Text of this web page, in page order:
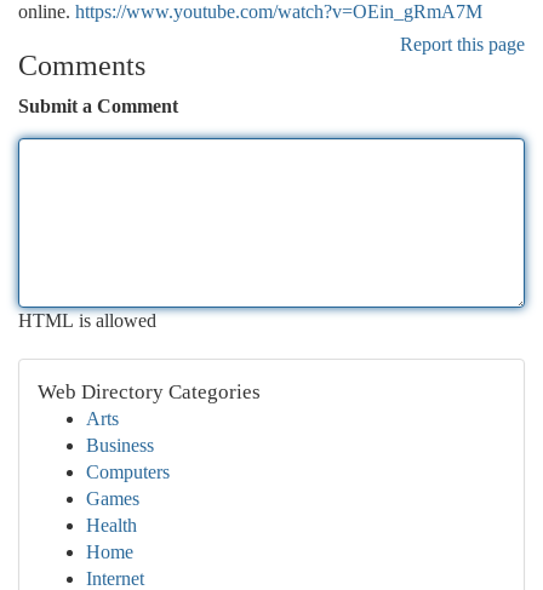
online. https://www.youtube.com/watch?v=OEin_gRmA7M
Report this page
Comments
Submit a Comment
HTML is allowed
Web Directory Categories
Arts
Business
Computers
Games
Health
Home
Internet